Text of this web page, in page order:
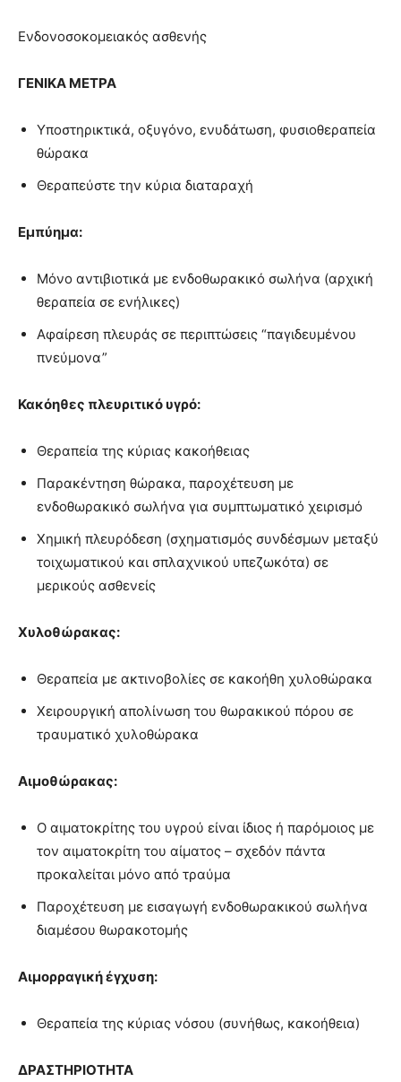
Ενδονοσοκομειακός ασθενής
ΓΕΝΙΚΑ ΜΕΤΡΑ
Υποστηρικτικά, οξυγόνο, ενυδάτωση, φυσιοθεραπεία
θώρακα
Θεραπεύστε την κύρια διαταραχή
Εμπύημα:
Μόνο αντιβιοτικά με ενδοθωρακικό σωλήνα (αρχική
θεραπεία σε ενήλικες)
Αφαίρεση πλευράς σε περιπτώσεις “παγιδευμένου
πνεύμονα”
Κακόηθες πλευριτικό υγρό:
Θεραπεία της κύριας κακοήθειας
Παρακέντηση θώρακα, παροχέτευση με
ενδοθωρακικό σωλήνα για συμπτωματικό χειρισμό
Χημική πλευρόδεση (σχηματισμός συνδέσμων μεταξύ
τοιχωματικού και σπλαχνικού υπεζωκότα) σε
μερικούς ασθενείς
Χυλοθώρακας:
Θεραπεία με ακτινοβολίες σε κακοήθη χυλοθώρακα
Χειρουργική απολίνωση του θωρακικού πόρου σε
τραυματικό χυλοθώρακα
Αιμοθώρακας:
Ο αιματοκρίτης του υγρού είναι ίδιος ή παρόμοιος με
τον αιματοκρίτη του αίματος – σχεδόν πάντα
προκαλείται μόνο από τραύμα
Παροχέτευση με εισαγωγή ενδοθωρακικού σωλήνα
διαμέσου θωρακοτομής
Αιμορραγική έγχυση:
Θεραπεία της κύριας νόσου (συνήθως, κακοήθεια)
ΔΡΑΣΤΗΡΙΟΤΗΤΑ